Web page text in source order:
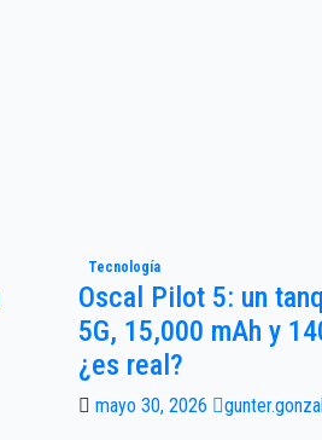
Tecnología
Oscal Pilot 5: un
5G, 15,000 mAh y
¿es real?
mayo 30, 2026